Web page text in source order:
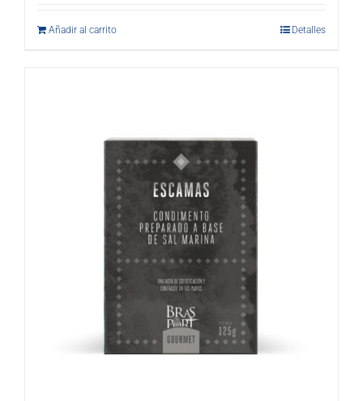
Añadir al carrito Detalles